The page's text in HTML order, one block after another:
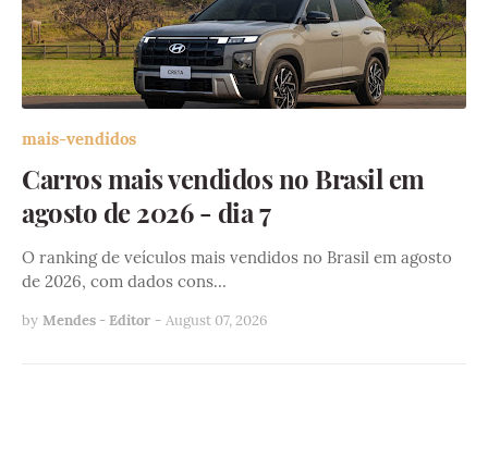
mais-vendidos
Carros mais vendidos no Brasil em
agosto de 2026 - dia 7
O ranking de veículos mais vendidos no Brasil em agosto
de 2026, com dados cons…
by Mendes - Editor - August 07, 2026